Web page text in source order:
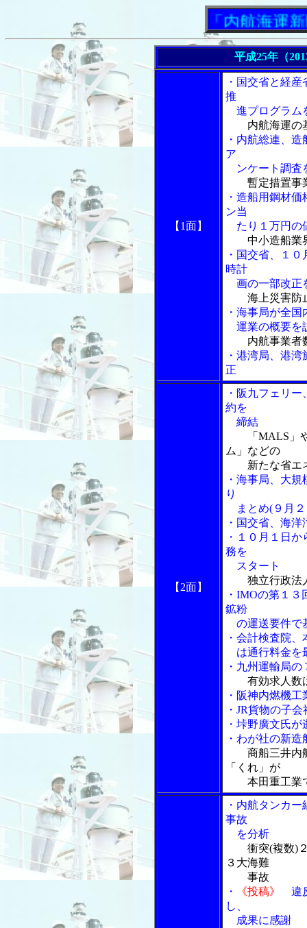
「内航海運新聞」
平成25年（
【1面】
・国交省と経
推
進プログラム
内航海運の
・内航総連、
ア
ンケート調査
暫定措置事
・造船用鋼材
ン当
たり１万円の
中小造船業
・国交省、１
時計
画の一部改正
海上災害防
・海事局が全
運業の概要を
内航事業者
・港湾局、港
正
【2面】
・阪九フェリ
約を
締結
「MALS」
ム」などの
新たな省エネ
・海事局、大
り
まとめ(９月２
・国交省、海
・１０月１日
務を
スタート
独立行政法
・IMOの第１
鉱粉
の運送要件で
・会計検査院
は通行料金を
・九州運輸局
有効求人数
・阪神内燃機
・JR貨物の子
・垰野廣文氏
・わが社の新造
商船三井内
「くれ」が
本田重工業
・内航タンカ
事故
を分析
衝突(複数)
３大海難
事故
・
《投稿》
違
し、
成果に感謝